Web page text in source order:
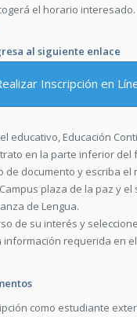
el horario interesado.
al siguiente enlace
Inscripción en
educativo, Educación
en la parte inferior del
de documento y escriba el
plaza de la paz y
de Lengua.
de su interés y
información requerida en
como estudiante